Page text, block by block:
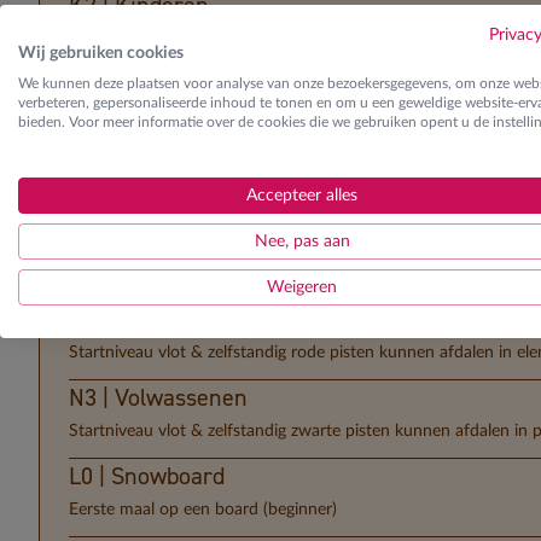
Wij gebruiken cookies
We kunnen deze plaatsen voor analyse van onze bezoekersgegevens, om onze
verbeteren, gepersonaliseerde inhoud te tonen en om u een geweldige website-
bieden. Voor meer informatie over de cookies die we gebruiken opent u de
Accepteer alles
Nee, pas aan
Weigeren
Startniveau vlot & zelfstandig rode pisten kunnen afdalen in
K3 | Kinderen
Startniveau vlot & zelfstandig zwarte pisten kunnen afdalen in
Eerste maal op de skilatten (beginner)
Startniveau vlot & zelfstandig blauwe pisten kunnen afdalen in
Startniveau vlot & zelfstandig rode pisten kunnen afdalen in
N3 | Volwassenen
Startniveau vlot & zelfstandig zwarte pisten kunnen afdalen in
L0 | Snowboard
Eerste maal op een board (beginner)